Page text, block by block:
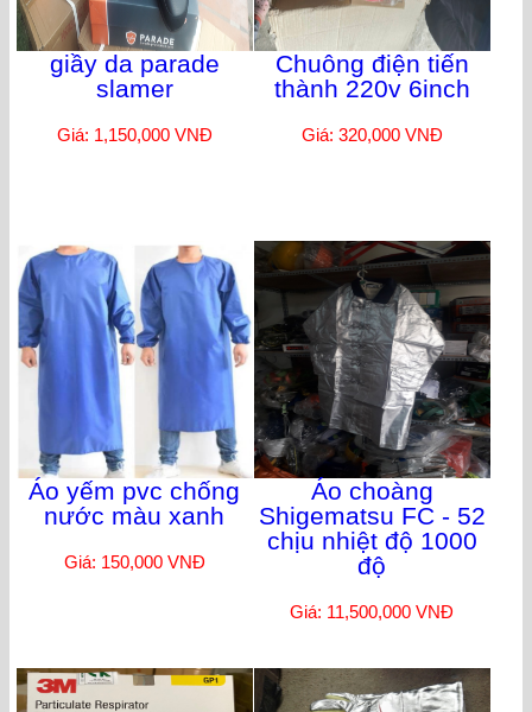
giầy da parade
slamer
Giá: 1,150,000 VNĐ
Chuông điện tiến
thành 220v 6inch
Giá: 320,000 VNĐ
Áo yếm pvc chống
nước màu xanh
Giá: 150,000 VNĐ
Áo choàng
Shigematsu FC - 52
chịu nhiệt độ 1000
độ
Giá: 11,500,000 VNĐ